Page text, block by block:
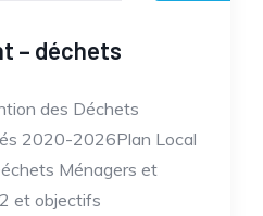
– déchets
des Déchets
2020-2026Plan Local
Ménagers et
et objectifs